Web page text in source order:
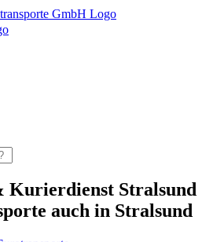
Kurierdienst Stralsund
auch in Stralsund